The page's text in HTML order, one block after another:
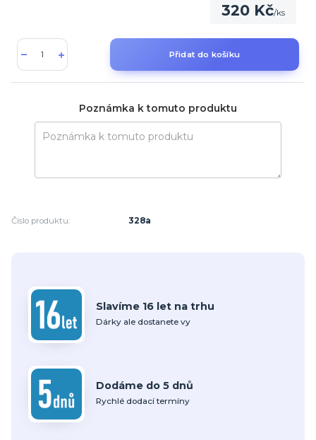
320 Kč/ks
Přidat do košíku
Poznámka k tomuto produktu
Číslo produktu: 328a
Slavíme 16 let na trhu
Dárky ale dostanete vy
Dodáme do 5 dnů
Rychlé dodací termíny